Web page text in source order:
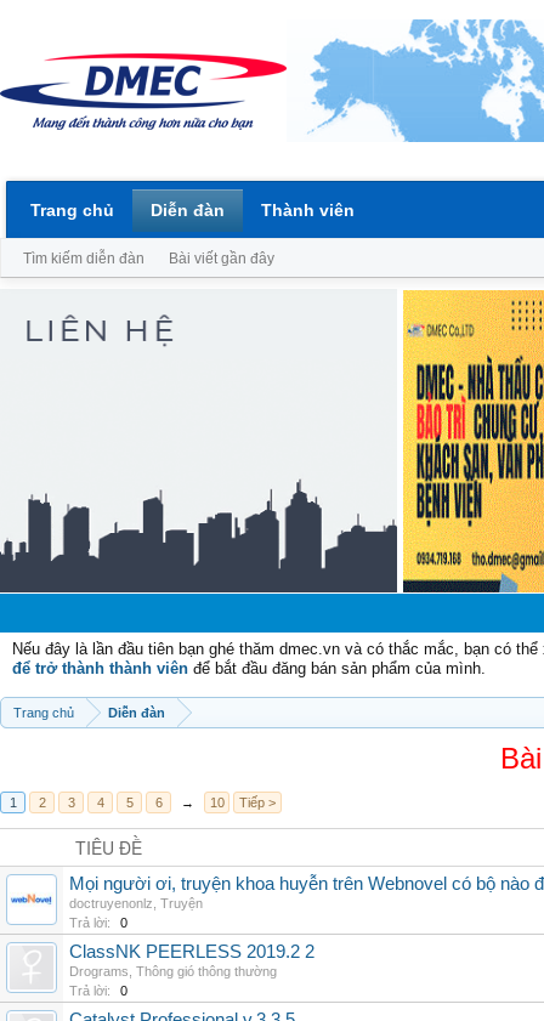
Nếu đây là lần đầu tiên bạn ghé thăm dmec.vn và có thắc mắc, bạn có
để trở thành thành viên để bắt đầu đăng bán sản phẩm của mình.
Trang chủ Diễn đàn
1 2 3 4 5 6 → 10 Tiếp >
TIÊU ĐỀ
Mọi người ơi, truyện khoa huyễn trên Webnovel có bộ nào
doctruyenonlz Truyện
Trả lời:
0
ClassNK PEERLESS 2019.2 2
Drograms Thông gió thông thường
Trả lời:
0
Trang chủ Diễn đàn
Tìm kiếm diễn đàn Bài viết gần đây
Thành viên